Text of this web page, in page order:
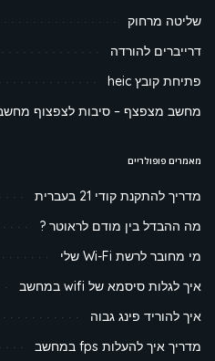
שליטה מרחוק
דרייברים להורדה
פתיחת קובץ heic
מחשב מצפצף – סיבות לצפצוף
מאמרים פופולריים
מדריך להתקנת קודי 21 בעברית
מה ההבדל בין מודם לראוטר ?
מי מחובר לרשת Wi-Fi שלי
איך לגלות סיסמא של wifi במחשב
איך להוריד פינג גבוה
מדריך איך להעלות fps במחשב